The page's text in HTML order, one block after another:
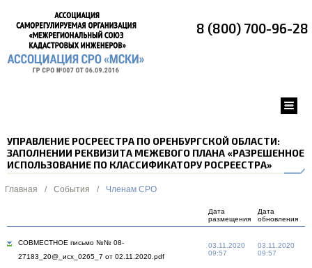
8 (800) 700-96-28
УПРАВЛЕНИЕ РОСРЕЕСТРА ПО ОРЕНБУРГСКОЙ ОБЛАСТИ:
ЗАПОЛНЕНИИ РЕКВИЗИТА МЕЖЕВОГО ПЛАНА «РАЗРЕШЕННОЕ
ИСПОЛЬЗОВАНИЕ ПО КЛАССИФИКАТОРУ РОСРЕЕСТРА»
Главная / События / Членам СРО
Дата
размещения
Дата
обновления
СОВМЕСТНОЕ письмо №№ 08-
27183_20@_исх_0265_7 от 02.11.2020.pdf
03.11.2020
09:57
03.11.2020
09:57